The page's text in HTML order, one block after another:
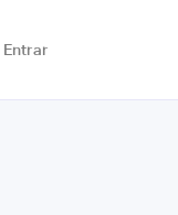
Entrar